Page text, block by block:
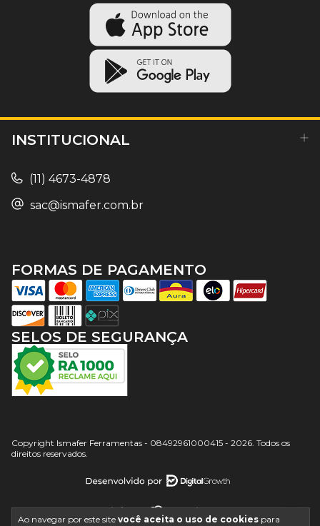
Ao navegar por este site você aceita o uso de cookies para
INSTITUCIONAL
(11) 4673-4878
sac@ismafer.com.br
SELOS DE SEGURANÇA
FORMAS DE PAGAMENTO
Copyright Ismafer Ferramentas - 08492961000415 - 2026. Todos os
direitos reservados.